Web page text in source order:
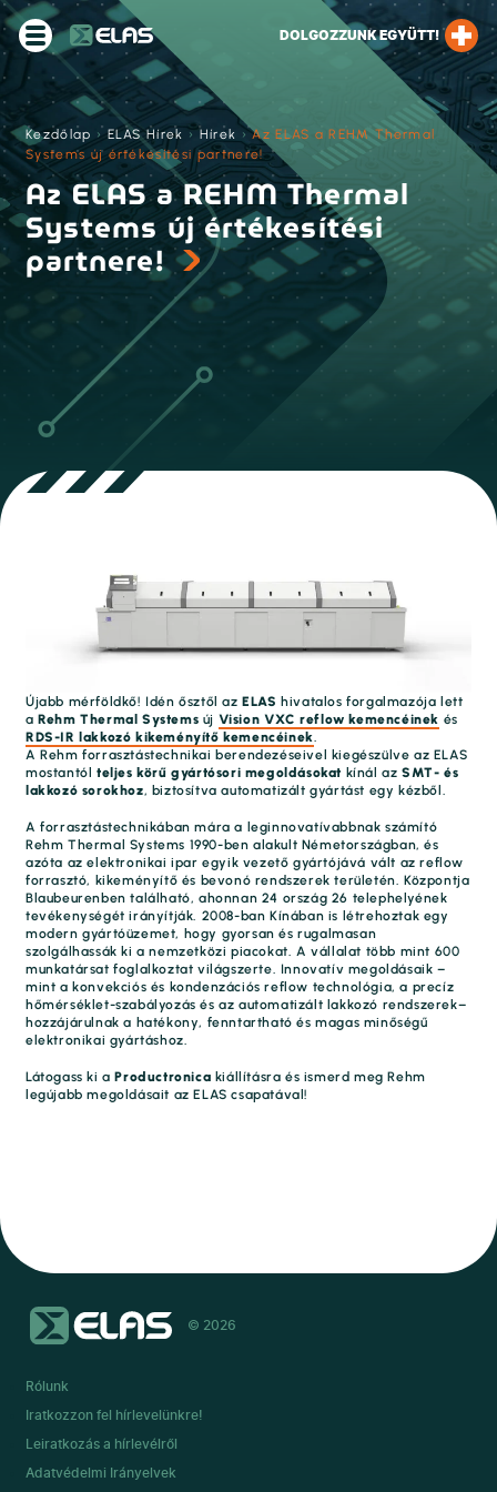
DOLGOZZUNK EGYÜTT!
Kezdőlap › ELAS Hírek ›Hírek ›Az ELAS a REHM Thermal
Systems új értékesítési partnere!
Az ELAS a REHM Thermal
Systems új értékesítési
partnere!
Újabb mérföldkő! Idén ősztől azELAS hivatalos forgalmazója lett
aRehm Thermal Systems új Vision VXC reflow kemencéinek és
RDS-IR lakkozó kikeményítő kemencéinek.
A Rehm forrasztástechnikai berendezéseivel kiegészülve az ELAS
mostantól teljes körű gyártósori megoldásokat kínál az SMT- és
lakkozó sorokhoz, biztosítva automatizált gyártást egy kézből.
A forrasztástechnikában mára a leginnovatívabbnak számító
Rehm Thermal Systems 1990-ben alakult Németországban, és
azóta az elektronikai ipar egyik vezető gyártójává vált az reflow
forrasztó, kikeményítő és bevonó rendszerek területén. Központja
Blaubeurenben található, ahonnan 24 ország 26 telephelyének
tevékenységét irányítják. 2008-ban Kínában is létrehoztak egy
modern gyártóüzemet, hogy gyorsan és rugalmasan
szolgálhassák ki a nemzetközi piacokat. A vállalat több mint 600
munkatársat foglalkoztat világszerte. Innovatív megoldásaik –
mint a konvekciós és kondenzációs reflow technológia, a precíz
hőmérséklet-szabályozás és az automatizált lakkozó rendszerek–
hozzájárulnak a hatékony, fenntartható és magas minőségű
elektronikai gyártáshoz.
Látogass ki aProductronica kiállításra és ismerd meg Rehm
legújabb megoldásait az ELAS csapatával!
© 2026
Rólunk
Iratkozzon fel hírlevelünkre!
Leiratkozás a hírlevélről
Adatvédelmi Irányelvek